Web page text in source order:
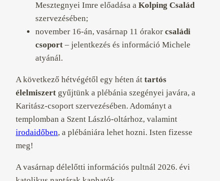
Mesztegnyei Imre előadása a Kolping Család
szervezésében;
november 16-án, vasárnap 11 órakor családi
csoport – jelentkezés és információ Michele
atyánál.
A következő hétvégétől egy héten át tartós
élelmiszert gyűjtünk a plébánia szegényei javára, a
Karitász-csoport szervezésében. Adományt a
templomban a Szent László-oltárhoz, valamint
irodaidőben, a plébániára lehet hozni. Isten fizesse
meg!
A vasárnap délelőtti információs pultnál 2026. évi